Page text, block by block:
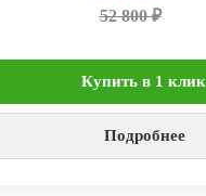
52 800 ₽
Купить в 1 клик
Подробнее